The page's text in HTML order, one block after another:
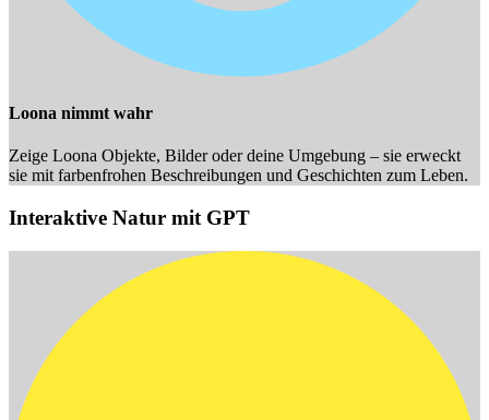
Loona nimmt wahr
Zeige Loona Objekte, Bilder oder deine Umgebung – sie erweckt
sie mit farbenfrohen Beschreibungen und Geschichten zum Leben.
Interaktive Natur mit GPT